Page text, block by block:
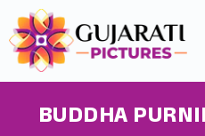
BUDDHA